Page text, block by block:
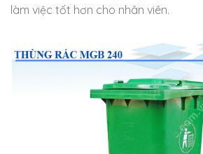
làm việc tốt hơn cho nhân viên.